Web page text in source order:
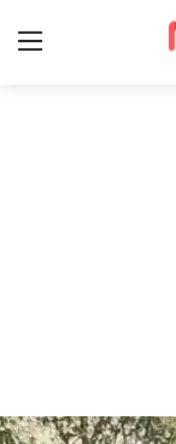
Entertainment